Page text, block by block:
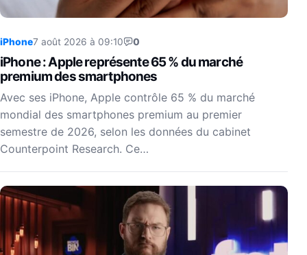
iPhone7 août 2026 à 09:10 0
iPhone : Apple représente 65 % du marché
premium des smartphones
Avec ses iPhone, Apple contrôle 65 % du marché
mondial des smartphones premium au premier
semestre de 2026, selon les données du cabinet
Counterpoint Research. Ce…